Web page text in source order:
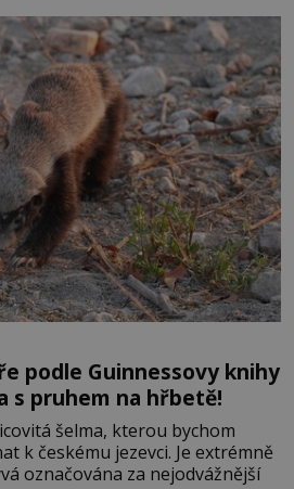
poznáváním památek ve
v termálním
podle Guinnessovy knihy
s pruhem na hřbetě!
šelma, kterou bychom
k českému jezevci. Je extrémně
označována za nejodvážnější